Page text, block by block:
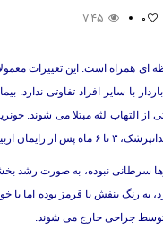
0
745
ای همراه است. این تغییرات
با سایر افراد تفاوتی
۱۰۰ درصد زنان باردار به درجاتی از التهاب
می روند.
این تومورها سرطانی نبوده، به
به رنگ بنفش یا قرمز بوده اما با
توسط جراحی خارج می شوند.